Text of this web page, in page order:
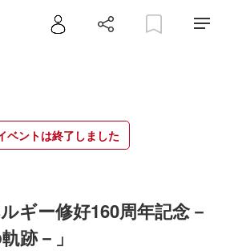
ベントは終了しました
ギー修好160周年記念－
跡－」